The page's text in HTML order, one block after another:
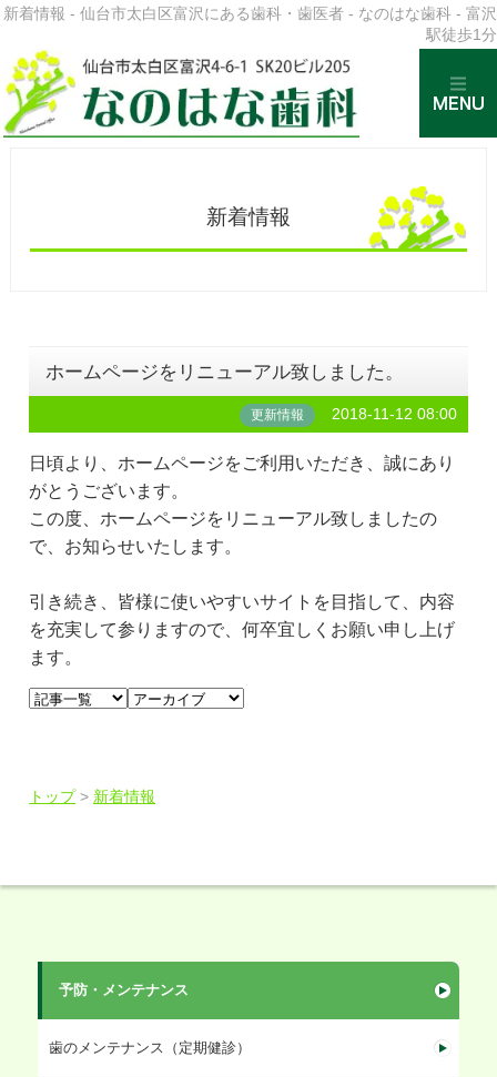
新着情報 - 仙台市太白区富沢にある歯科・歯医者 - なのはな歯科 - 富沢
駅徒歩1分
新着情報
ホームページをリニューアル致しました。
更新情報 2018-11-12 08:00
日頃より、ホームページをご利用いただき、誠にあり
がとうございます。
この度、ホームページをリニューアル致しましたの
で、お知らせいたします。
引き続き、皆様に使いやすいサイトを目指して、内容
を充実して参りますので、何卒宜しくお願い申し上げ
ます。
トップ > 新着情報
予防・メンテナンス
歯のメンテナンス（定期健診）